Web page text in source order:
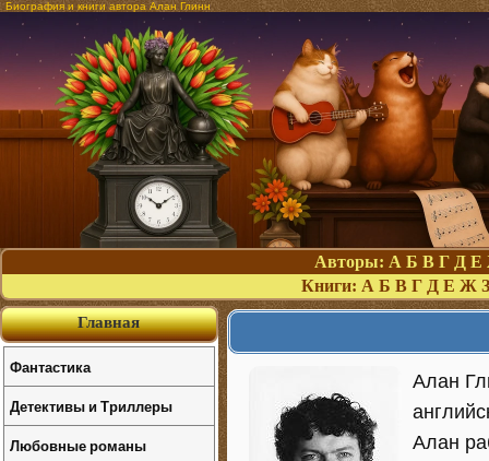
Биография и книги автора Алан Глинн
Авторы: А Б В Г Д Е
Книги: А Б В Г Д Е Ж З
Алан
Алан
Главная
Фантастика
Детективы и Триллеры
Любовные романы